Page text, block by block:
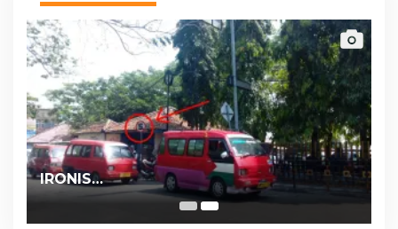
IRONIS…